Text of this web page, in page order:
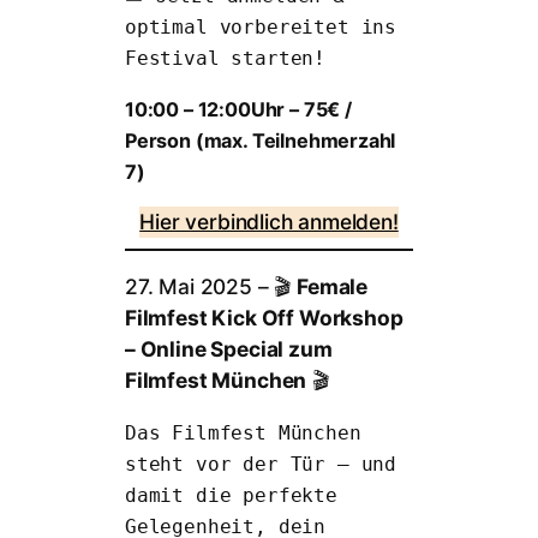
optimal vorbereitet ins
Festival starten!
10:00 – 12:00Uhr – 75€ /
Person (max. Teilnehmerzahl
7)
Hier verbindlich anmelden!
27. Mai 2025 – 🎬 Female
Filmfest Kick Off Workshop
– Online Special zum
Filmfest München 🎬
Das Filmfest München
steht vor der Tür – und
damit die perfekte
Gelegenheit, dein